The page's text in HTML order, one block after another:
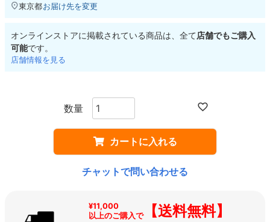
東京都お届け先を変更
オンラインストアに掲載されている商品は、全て店舗でもご購入
可能です。
店舗情報を見る
カートに入れる
チャットで問い合わせる
¥11,000
以上のご購入で【送料無料】